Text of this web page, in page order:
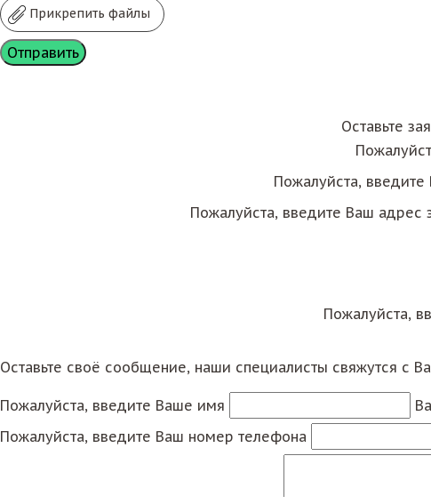
Прикрепить файлы
Оставьте
Пожалуйста,
Пожалуйста, введите Ваш адрес
Пожалуйста,
Оставьте своё сообщение, наши специалисты свяжутся с
Пожалуйста, введите Ваше имя
Пожалуйста, введите Ваш номер телефона